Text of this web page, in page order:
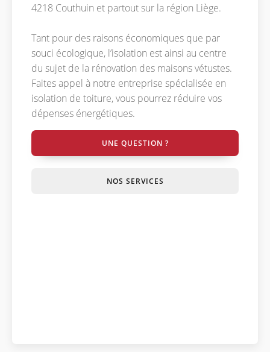
4218 Couthuin et partout sur la région Liège.
Tant pour des raisons économiques que par
souci écologique, l’isolation est ainsi au centre
du sujet de la rénovation des maisons vétustes.
Faites appel à notre entreprise spécialisée en
isolation de toiture, vous pourrez réduire vos
dépenses énergétiques.
UNE QUESTION ?
NOS SERVICES